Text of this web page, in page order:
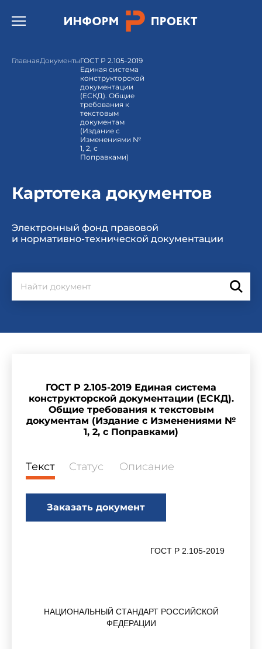
Открыть бургер меню.
ГлавнаяДокументыГОСТ Р 2.105-2019
Единая система
конструкторской
документации
(ЕСКД). Общие
требования к
текстовым
документам
(Издание с
Изменениями №
1, 2, с
Поправками)
Картотека документов
Электронный фонд правовой
и нормативно-технической документации
ГОСТ Р 2.105-2019 Единая система
конструкторской документации (ЕСКД).
Общие требования к текстовым
документам (Издание с Изменениями №
1, 2, с Поправками)
Текст Статус Описание
Заказать документ
ГОСТ Р 2.105-2019
НАЦИОНАЛЬНЫЙ СТАНДАРТ РОССИЙСКОЙ
ФЕДЕРАЦИИ